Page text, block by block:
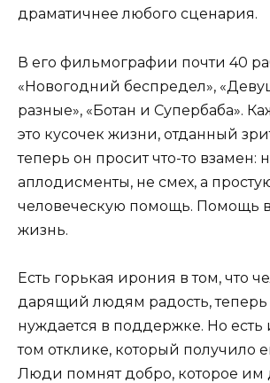
драматичнее любого сценария.
В его фильмографии почти 40
«Новогодний беспредел»,
разные», «Ботан и Супербаба».
это кусочек жизни, отданный
теперь он просит что-то взамен:
аплодисменты, не смех, а
человеческую помощь. Помощь в
жизнь.
Есть горькая ирония в том, что
дарящий людям радость, теперь
нуждается в поддержке. Но есть
том отклике, который получило
Люди помнят добро, которое им